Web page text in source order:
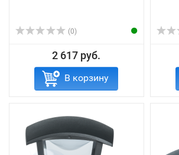
(0)
2 617 руб.
В корзину